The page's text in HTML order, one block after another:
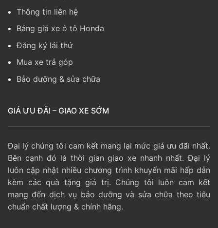
Thông tin liên hệ
Bảng giá xe ô tô Honda
Đăng ký lái thử
Mua xe trả góp
Bảo dưỡng & sửa chữa
GIÁ ƯU ĐÃI – GIAO XE SỚM
Đại lý chúng tôi cam kết mang lại mức giá ưu đãi nhất.
Bên cạnh đó là thời gian giao xe nhanh nhất. Đại lý
luôn cập nhật nhiều chương trình khuyến mãi hấp dẫn
kèm các quà tặng giá trị. Chúng tôi luôn cam kết
mang đến dịch vụ bảo dưỡng và sửa chữa theo tiêu
chuẩn chất lượng & chính hãng.